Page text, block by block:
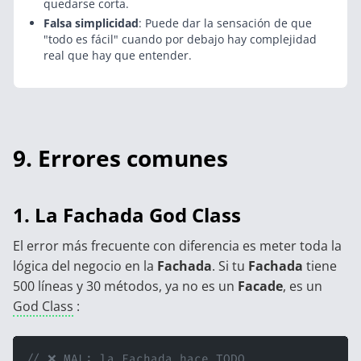
quedarse corta.
Falsa simplicidad: Puede dar la sensación de que
"todo es fácil" cuando por debajo hay complejidad
real que hay que entender.
9. Errores comunes
1. La Fachada God Class
El error más frecuente con diferencia es meter toda la
lógica del negocio en la Fachada. Si tu Fachada tiene
500 líneas y 30 métodos, ya no es un Facade, es un
God Class :